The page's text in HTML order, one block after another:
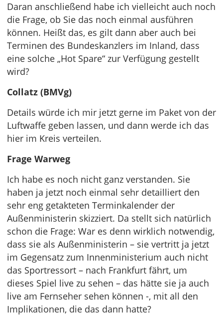
Daran anschließend habe ich vielleicht auch noch
die Frage, ob Sie das noch einmal ausführen
können. Heißt das, es gilt dann aber auch bei
Terminen des Bundeskanzlers im Inland, dass
eine solche „Hot Spare“ zur Verfügung gestellt
wird?
Collatz (BMVg)
Details würde ich mir jetzt gerne im Paket von der
Luftwaffe geben lassen, und dann werde ich das
hier im Kreis verteilen.
Frage Warweg
Ich habe es noch nicht ganz verstanden. Sie
haben ja jetzt noch einmal sehr detailliert den
sehr eng getakteten Terminkalender der
Außenministerin skizziert. Da stellt sich natürlich
schon die Frage: War es denn wirklich notwendig,
dass sie als Außenministerin – sie vertritt ja jetzt
im Gegensatz zum Innenministerium auch nicht
das Sportressort – nach Frankfurt fährt, um
dieses Spiel live zu sehen – das hätte sie ja auch
live am Fernseher sehen können -, mit all den
Implikationen, die das dann hatte?